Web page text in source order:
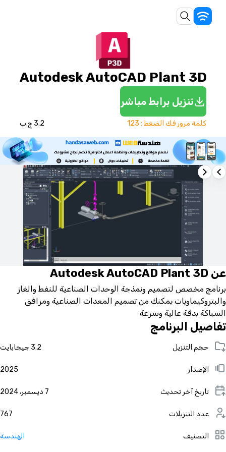
Autodesk AutoCAD Plant 3D
تنزيل برابط مباشر
كلمة مرور فك الضغط : 123 3.2 ج.ب
عن Autodesk AutoCAD Plant 3D
برنامج مخصص لتصميم ونمذجة الوحدات الصناعية للنفط والغاز
والبتروكيماويات يمكنك من تصميم المعدات الصناعية ومرافق
السباكة بدقة عالية وسرعة
تفاصيل البرنامج
حجم التنزيل 3.2 جيجابايت
الإصدار 2025
تاريخ آخر تحديث 7 ديسمبر، 2024
عدد التنزيلات 767
التصنيف الهندسة